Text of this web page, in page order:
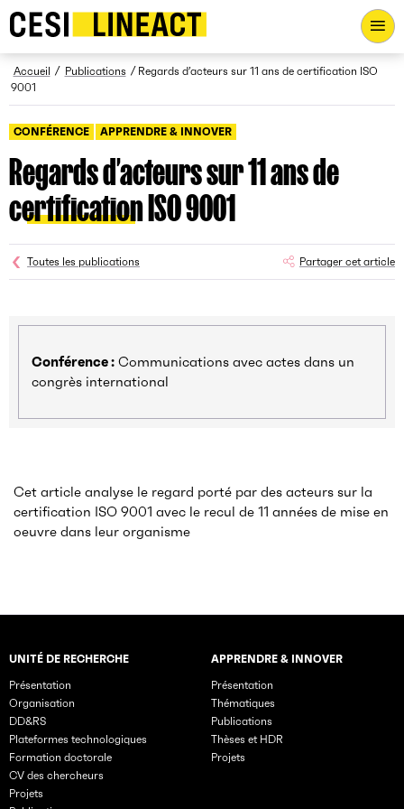
CESI LINEACT - Laboratoire de recherche et d'innovation -
Fil d’Ariane
Accueil Publications
Regards d’acteurs sur 11 ans de certification ISO
9001
CONFÉRENCE APPRENDRE & INNOVER
Regards d’acteurs sur 11 ans de
certification ISO 9001
Toutes les publications Partager cet article
Conférence : Communications avec actes dans un
congrès international
Cet article analyse le regard porté par des acteurs sur la
certification ISO 9001 avec le recul de 11 années de mise en
oeuvre dans leur organisme
Rubriques principales du site
UNITÉ DE RECHERCHE
Présentation
Organisation
DD&RS
Plateformes technologiques
Formation doctorale
CV des chercheurs
Projets
APPRENDRE & INNOVER
Présentation
Thématiques
Publications
Thèses et HDR
Projets